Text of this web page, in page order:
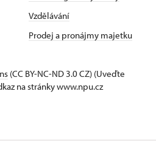
Vzdělávání
Prodej a pronájmy majetku
(CC BY-NC-ND 3.0 CZ) (Uveďte
na stránky www.npu.cz